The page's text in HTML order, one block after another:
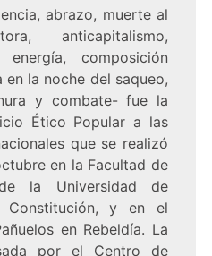
abrazo, muerte al
anticapitalismo,
composición
la noche del saqueo,
y combate- fue la
Ético Popular a las
que se realizó
en la Facultad de
la Universidad de
Constitución, y en el
en Rebeldía. La
por el Centro de